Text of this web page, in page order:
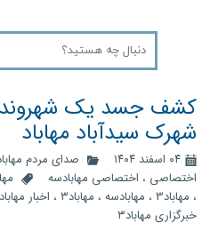
کشف جسد یک شهروند
شهرک سیدآباد مهاباد
۰۴ اسفند ۱۴۰۴ صدای مردم
اختصاصی ، اختصاصی مهابادسه
، مهاباد3 ، مهابادسه ، مهاباد۳ ، اخبار مهاباد
خبرگزاری مهاباد۳